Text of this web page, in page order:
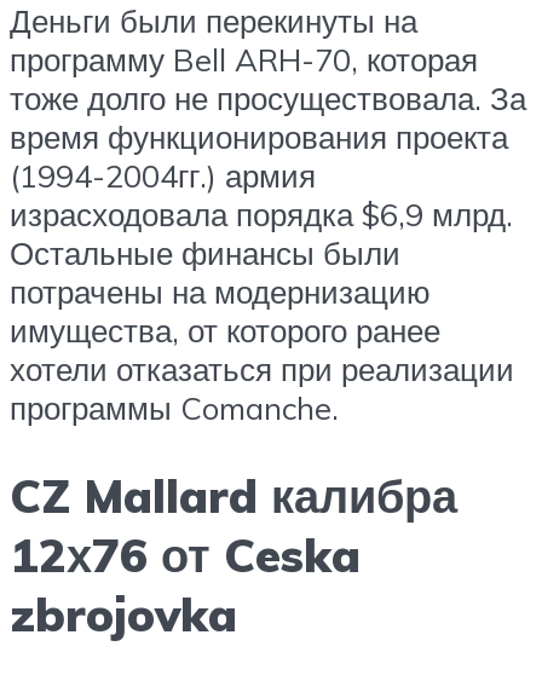
Деньги были перекинуты на
программу Bell ARH-70, которая
тоже долго не просуществовала. За
время функционирования проекта
(1994-2004гг.) армия
израсходовала порядка $6,9 млрд.
Остальные финансы были
потрачены на модернизацию
имущества, от которого ранее
хотели отказаться при реализации
программы Comanche.
CZ Mallard калибра
12х76 от Ceska
zbrojovka